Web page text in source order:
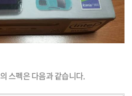
의 스펙은 다음과 같습니다.